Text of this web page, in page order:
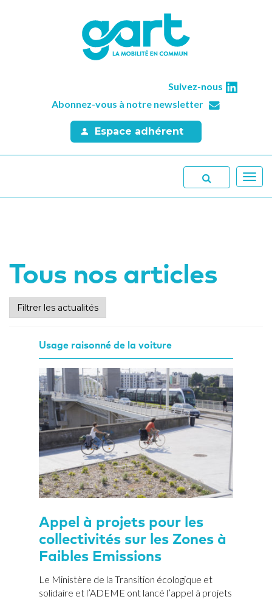
Suivez-nous
Abonnez-vous à notre newsletter
Espace adhérent
Tous nos articles
Filtrer les actualités
Usage raisonné de la voiture
Appel à projets pour les
collectivités sur les Zones à
Faibles Emissions
Le Ministère de la Transition écologique et
solidaire et l’ADEME ont lancé l’appel à projets